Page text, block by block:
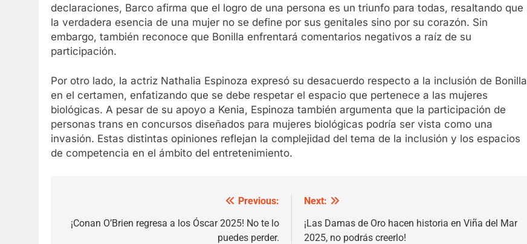
declaraciones, Barco afirma que el logro de una persona es un triunfo para todas, resaltando que
la verdadera esencia de una mujer no se define por sus genitales sino por su corazón. Sin
embargo, también reconoce que Bonilla enfrentará comentarios negativos a raíz de su
participación.
Por otro lado, la actriz Nathalia Espinoza expresó su desacuerdo respecto a la inclusión de Bonilla
en el certamen, enfatizando que se debe respetar el espacio que pertenece a las mujeres
biológicas. A pesar de su apoyo a Kenia, Espinoza también argumenta que la participación de
personas trans en concursos diseñados para mujeres biológicas podría ser vista como una
invasión. Estas distintas opiniones reflejan la complejidad del tema de la inclusión y los espacios
de competencia en el ámbito del entretenimiento.
navigation
Previous:
¡Conan O’Brien regresa a los Óscar 2025! No te lo
puedes perder.
Next:
¡Las Damas de Oro hacen historia en Viña del Mar
2025, no podrás creerlo!